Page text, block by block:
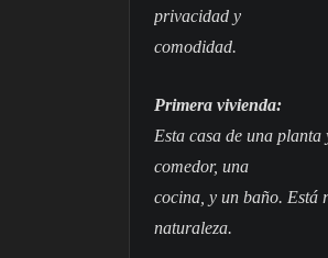
privacidad y
comodidad.
Primera vivienda:
Esta casa de una
comedor, una
cocina, y un baño. Está
naturaleza.